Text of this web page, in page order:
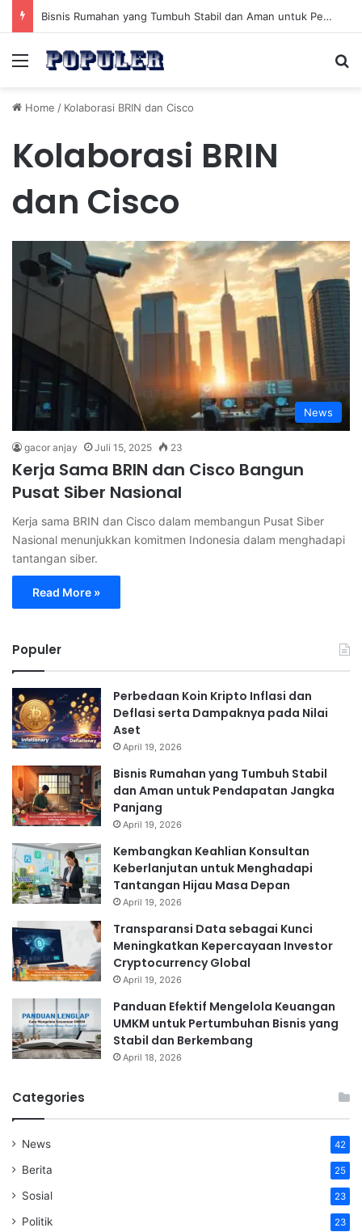
Bisnis Rumahan yang Tumbuh Stabil dan Aman untuk Pendapatan Jangka Panjang
Menu
Home / Kolaborasi BRIN dan Cisco
Kolaborasi BRIN
dan Cisco
News
gacor anjay Juli 15, 2025 23
Kerja Sama BRIN dan Cisco Bangun
Pusat Siber Nasional
Kerja sama BRIN dan Cisco dalam membangun Pusat Siber
Nasional menunjukkan komitmen Indonesia dalam menghadapi
tantangan siber.
Read More »
Populer
Perbedaan Koin Kripto Inflasi dan
Deflasi serta Dampaknya pada Nilai
Aset
April 19, 2026
Bisnis Rumahan yang Tumbuh Stabil
dan Aman untuk Pendapatan Jangka
Panjang
April 19, 2026
Kembangkan Keahlian Konsultan
Keberlanjutan untuk Menghadapi
Tantangan Hijau Masa Depan
April 19, 2026
Transparansi Data sebagai Kunci
Meningkatkan Kepercayaan Investor
Cryptocurrency Global
April 19, 2026
Panduan Efektif Mengelola Keuangan
UMKM untuk Pertumbuhan Bisnis yang
Stabil dan Berkembang
April 18, 2026
Categories
News 42
Berita 25
Sosial 23
Politik 23